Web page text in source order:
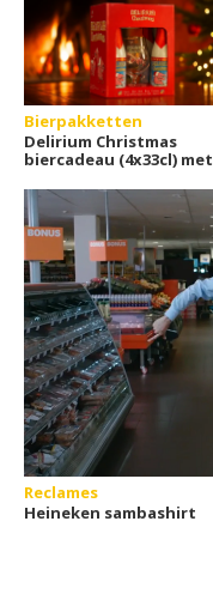
Bierpakketten
Delirium Christmas
biercadeau (4x33cl) met
Reclames
Heineken sambashirt